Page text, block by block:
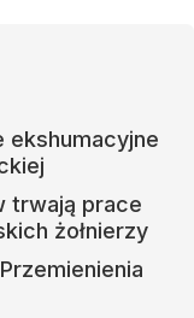
ekshumacyjne
trwają prace
żołnierzy